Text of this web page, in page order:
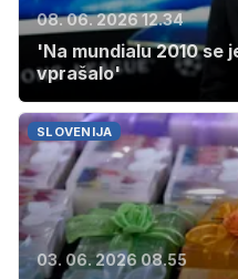
08. 06. 2026 12.34
'Na mundialu 2010 se
vprašalo'
SLOVENIJA
03. 06. 2026 08.55